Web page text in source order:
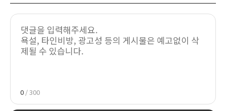
0 / 300